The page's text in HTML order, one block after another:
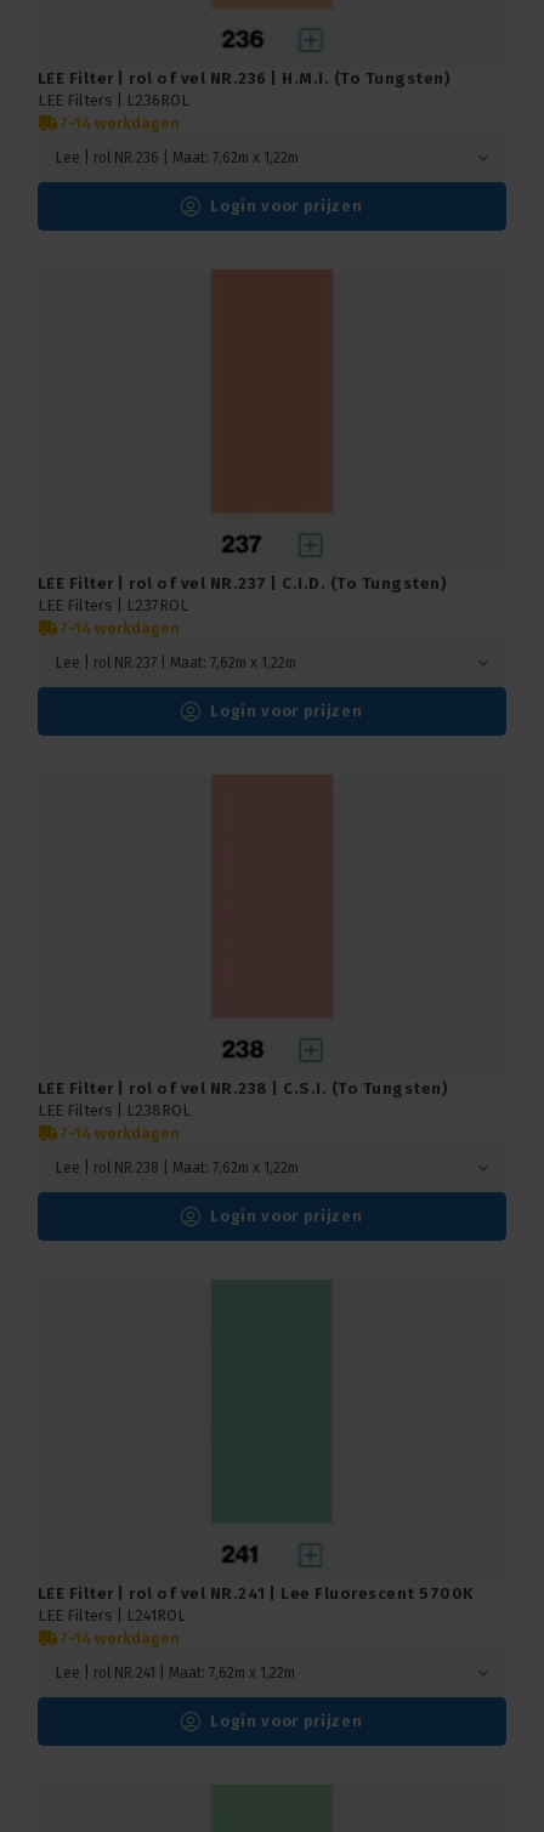
LEE Filter | rol of vel NR.236 | H.M.I. (To Tungsten)
LEE Filters |
L236ROL
7-14 werkdagen
Lee | rol NR.236 | Maat: 7,62m x 1,22m
Login voor prijzen
LEE Filter | rol of vel NR.237 | C.I.D. (To Tungsten)
LEE Filters |
L237ROL
7-14 werkdagen
Lee | rol NR.237 | Maat: 7,62m x 1,22m
Login voor prijzen
LEE Filter | rol of vel NR.238 | C.S.I. (To Tungsten)
LEE Filters |
L238ROL
7-14 werkdagen
Lee | rol NR.238 | Maat: 7,62m x 1,22m
Login voor prijzen
LEE Filter | rol of vel NR.241 | Lee Fluorescent 5700K
LEE Filters |
L241ROL
7-14 werkdagen
Lee | rol NR.241 | Maat: 7,62m x 1,22m
Login voor prijzen